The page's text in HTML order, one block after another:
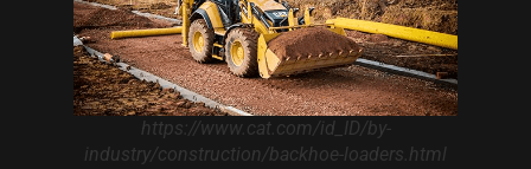
https://www.cat.com/id_ID/by-
industry/construction/backhoe-loaders.html